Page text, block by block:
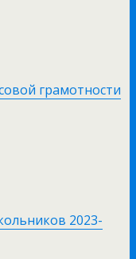
грамотности
2023-